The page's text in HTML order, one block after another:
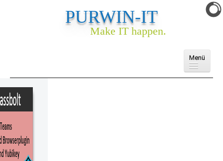
PURWIN-IT
Make IT happen.
Menü
Domains
E-Mail
Webhosting